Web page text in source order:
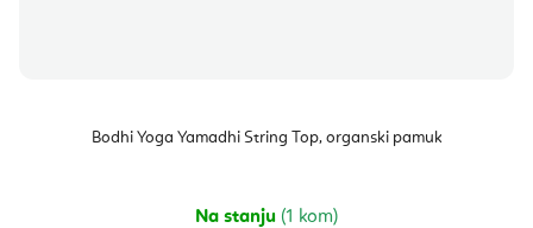
Bodhi Yoga Yamadhi String Top, organski pamuk
Na stanju (1 kom)